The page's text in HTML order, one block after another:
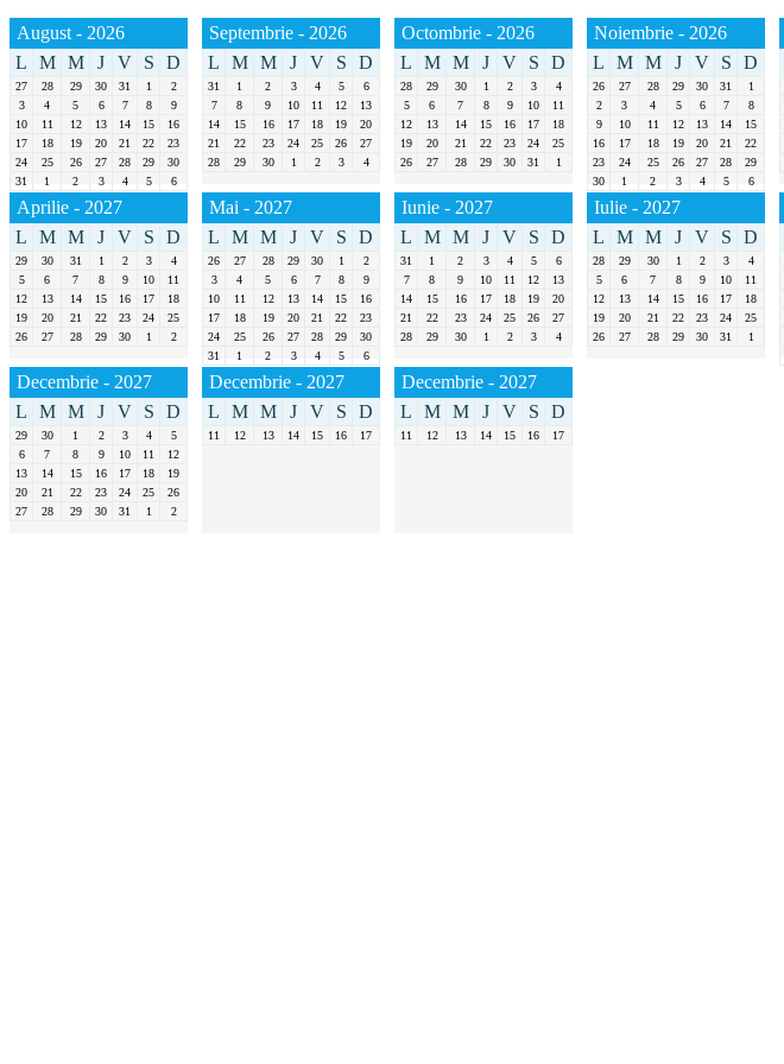
August - 2026
L
M M J V S D
27 28 29 30 31 1
2
3
4 5 6 7 8
9
10
11 12 13 14 15
16
17
18 19 20 21 22
23
24
25 26 27 28 29
30
31
1 2 3 4 5 6
Septembrie - 2026
L
M M J V S D
31 1 2 3 4 5
6
7
8 9 10 11 12
13
14
15 16 17 18 19
20
21
22 23 24 25 26
27
28
29 30 1 2 3 4
Octombrie - 2026
L
M M J V S D
28 29 30 1 2 3
4
5
6 7 8 9 10
11
12
13 14 15 16 17
18
19
20 21 22 23 24
25
26
27 28 29 30 31 1
Noiembrie - 2026
L
M M J V S D
26 27 28 29 30 31
1
2
3 4 5 6 7
8
9
10 11 12 13 14
15
16
17 18 19 20 21
22
23
24 25 26 27 28
29
30
1 2 3 4 5 6
Aprilie - 2027
L
M M J V S D
29 30 31 1 2 3
4
5
6 7 8 9 10
11
12
13 14 15 16 17
18
19
20 21 22 23 24
25
26
27 28 29 30 1 2
Mai - 2027
L
M M J V S D
26 27 28 29 30 1
2
3
4 5 6 7 8
9
10
11 12 13 14 15
16
17
18 19 20 21 22
23
24
25 26 27 28 29
30
31
1 2 3 4 5 6
Iunie - 2027
L
M M J V S D
31 1 2 3 4 5
6
7
8 9 10 11 12
13
14
15 16 17 18 19
20
21
22 23 24 25 26
27
28
29 30 1 2 3 4
Iulie - 2027
L
M M J V S D
28 29 30 1 2 3
4
5
6 7 8 9 10
11
12
13 14 15 16 17
18
19
20 21 22 23 24
25
26
27 28 29 30 31 1
Decembrie - 2027
L
M M J V S D
29 30 1 2 3 4
5
6
7 8 9 10 11
12
13
14 15 16 17 18
19
20
21 22 23 24 25
26
27
28 29 30 31 1 2
Decembrie - 2027
L
M M J V S D
11 12 13 14 15 16 17
Decembrie - 2027
L
M M J V S D
11 12 13 14 15 16 17